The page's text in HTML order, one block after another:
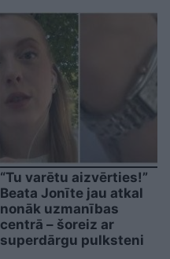
“Tu varētu aizvērties!”
Beata Jonīte jau atkal
nonāk uzmanības
centrā – šoreiz ar
superdārgu pulksteni